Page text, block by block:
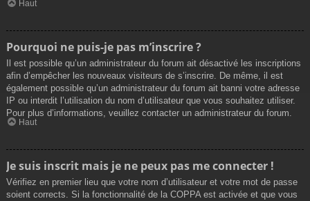
Haut
Pourquoi ne puis-je pas m’inscrire ?
Il est possible qu’un administrateur du forum ait désactivé les inscriptions
afin d’empêcher les nouveaux visiteurs de s’inscrire. De même, il est
également possible qu’un administrateur du forum ait banni votre adresse
IP ou interdit l’utilisation du nom d’utilisateur que vous souhaitez utiliser.
Pour plus d’informations, veuillez contacter un administrateur du forum.
Haut
Je suis inscrit mais je ne peux pas me connecter !
Vérifiez en premier lieu que votre nom d’utilisateur et votre mot de passe
soient corrects. Si la fonctionnalité de la COPPA est activée et que vous